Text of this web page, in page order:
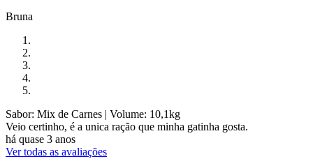
Bruna
Sabor: Mix de Carnes | Volume: 10,1kg
Veio certinho, é a unica ração que minha gatinha gosta.
há quase 3 anos
Ver todas as avaliações